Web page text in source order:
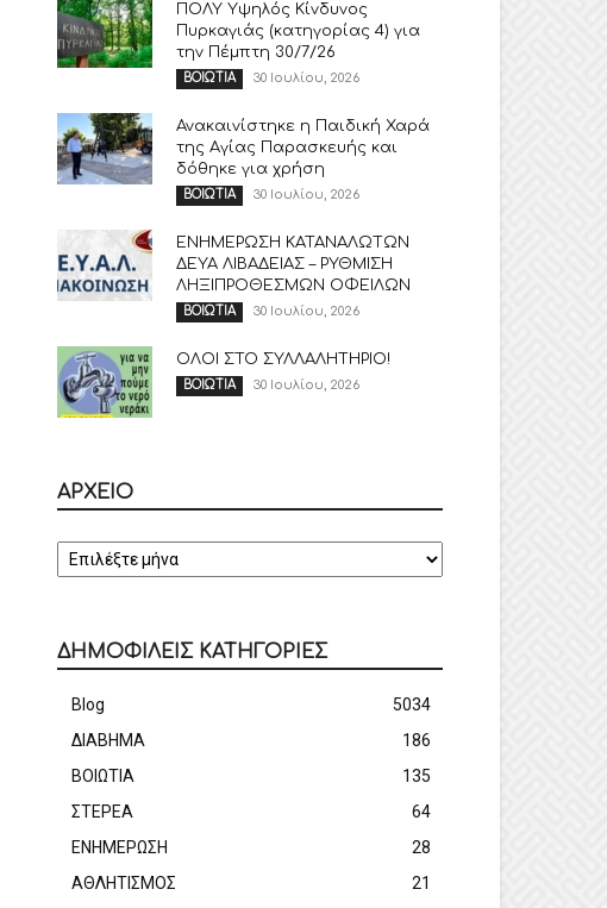
ΠΟΛΥ Υψηλός Κίνδυνος
Πυρκαγιάς (κατηγορίας 4) για
την Πέμπτη 30/7/26
ΒΟΙΩΤΙΑ 30 Ιουλίου, 2026
Ανακαινίστηκε η Παιδική Χαρά
της Αγίας Παρασκευής και
δόθηκε για χρήση
ΒΟΙΩΤΙΑ 30 Ιουλίου, 2026
ΕΝΗΜΕΡΩΣΗ ΚΑΤΑΝΑΛΩΤΩΝ
ΔΕΥΑ ΛΙΒΑΔΕΙΑΣ – ΡΥΘΜΙΣΗ
ΛΗΞΙΠΡΟΘΕΣΜΩΝ ΟΦΕΙΛΩΝ
ΒΟΙΩΤΙΑ 30 Ιουλίου, 2026
ΟΛΟΙ ΣΤΟ ΣΥΛΛΑΛΗΤΗΡΙΟ!
ΒΟΙΩΤΙΑ 30 Ιουλίου, 2026
ΑΡΧΕΙΟ
ΔΗΜΟΦΙΛΕΙΣ ΚΑΤΗΓΟΡΙΕΣ
Blog
5034
ΔΙΑΒΗΜΑ
186
ΒΟΙΩΤΙΑ
135
ΣΤΕΡΕΑ
64
ΕΝΗΜΕΡΩΣΗ
28
ΑΘΛΗΤΙΣΜΟΣ
21